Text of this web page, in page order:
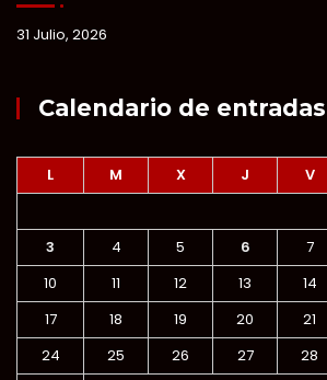
31 Julio, 2026
Calendario de entradas
L M X J V
3
4 5 6 7
10
11 12 13 14
17
18 19 20 21
24
25 26 27 28